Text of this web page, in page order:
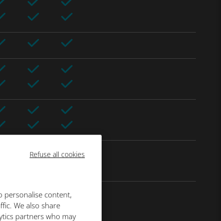
Refuse all cookies
personalise content,
We also share
partners who may